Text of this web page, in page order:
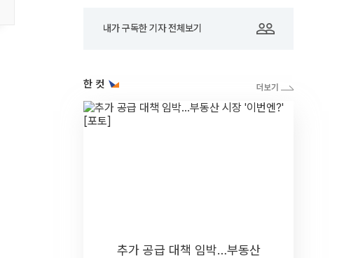
내가 구독한 기자 전체보기
한 컷
추가 공급 대책 임박…부동산